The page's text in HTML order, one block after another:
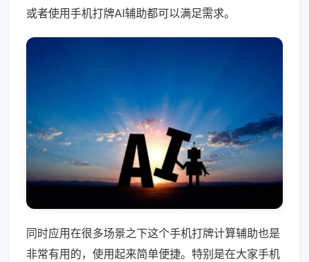
或者使用手机打牌AI辅助都可以满足需求。
同时应用在很多场景之下这个手机打牌计算辅助也是
非常有用的，使用起来简单便捷。特别是在大家手机